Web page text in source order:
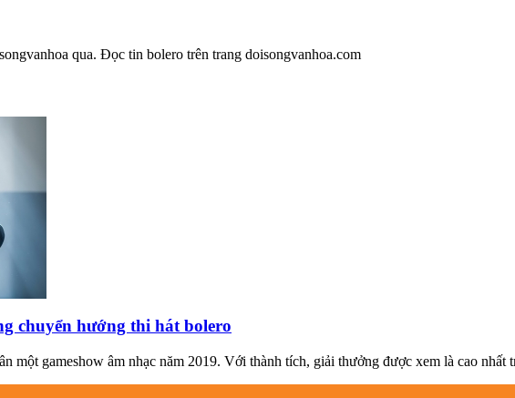
qua. Đọc tin bolero trên trang doisongvanhoa.com
chuyển hướng thi hát bolero
một gameshow âm nhạc năm 2019. Với thành tích, giải thưởng được xem là cao